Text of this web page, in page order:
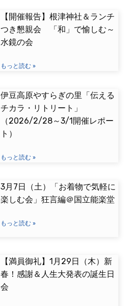
【開催報告】根津神社＆ランチ
つき懇親会 「和」で愉しむ～
水鏡の会
もっと読む »
伊豆高原やすらぎの里「伝える
チカラ・リトリート」
（2026/2/28～3/1開催レポー
ト）
もっと読む »
3月7日（土）「お着物で気軽に
楽しむ会」狂言編＠国立能楽堂
もっと読む »
【満員御礼】1月29日（木）新
春！感謝＆人生大発表の誕生日
会